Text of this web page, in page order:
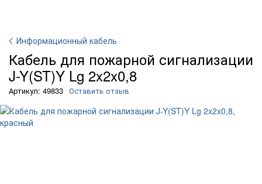
Информационный кабель
Кабель для пожарной сигнализации
J-Y(ST)Y Lg 2x2x0,8
Артикул: 49833 Оставить отзыв